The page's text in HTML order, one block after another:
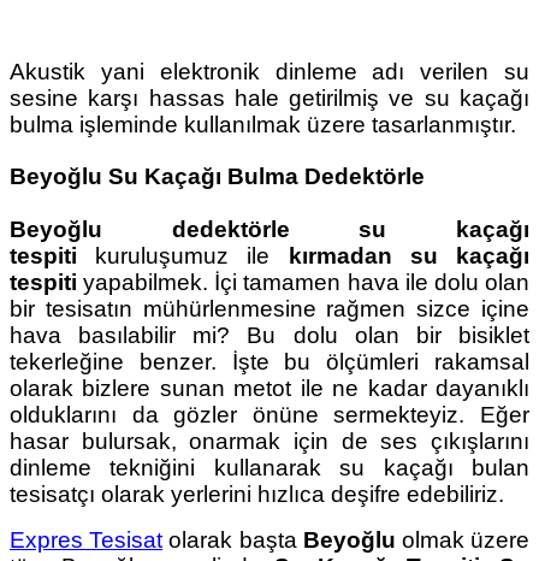
Akustik yani elektronik dinleme adı verilen su
sesine karşı hassas hale getirilmiş ve su kaçağı
bulma işleminde kullanılmak üzere tasarlanmıştır.
Beyoğlu Su Kaçağı Bulma Dedektörle
Beyoğlu dedektörle su kaçağı
tespiti kuruluşumuz ile kırmadan su kaçağı
tespiti yapabilmek. İçi tamamen hava ile dolu olan
bir tesisatın mühürlenmesine rağmen sizce içine
hava basılabilir mi? Bu dolu olan bir bisiklet
tekerleğine benzer. İşte bu ölçümleri rakamsal
olarak bizlere sunan metot ile ne kadar dayanıklı
olduklarını da gözler önüne sermekteyiz. Eğer
hasar bulursak, onarmak için de ses çıkışlarını
dinleme tekniğini kullanarak su kaçağı bulan
tesisatçı olarak yerlerini hızlıca deşifre edebiliriz.
Expres Tesisat olarak başta Beyoğlu olmak üzere